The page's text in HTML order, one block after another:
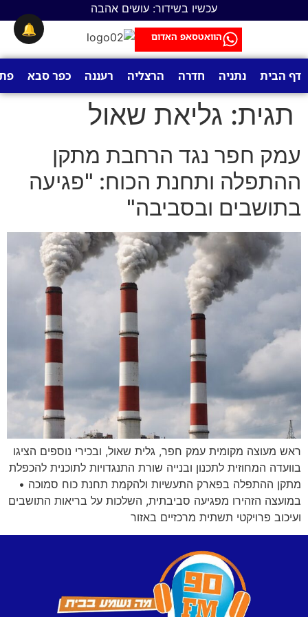
עכשיו בשידור: עושים אהבה
הוואטסאפ האדום
דף הבית נתניה חדרה הרצליה רעננה כפר סבא
תגית: גליאת שאול
עמק חפר נגד הרחבת מתקן
ההתפלה ותחנת הכוח: "פגיעה
בתושבים ובסביבה"
ראש מעוצה מקומית עמק חפר, גלית שאול, ובכירי נוספים הציגו
בוועדה המחוזית לתכנון ובנייה שורת התנגדויות לתוכנית להכפלת
מתקן ההתפלה בפארק התעשיות ולהקמת תחנת כוח סמוכה •
במועצה הזהירו מפגיעה סביבתית, השלכות על בריאות התושבים
ועיכוב פרויקטי תשתית מרכזיים באזור
🔔